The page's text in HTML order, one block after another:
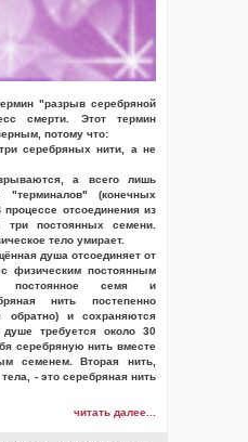
"разрыв серебряной
смерти. Этот термин
потому что:
серебряных нити, а не
а всего лишь
"терминалов" (конечных
отсоединения из
три постоянных семени.
тело умирает.
душа отсоединяет от
физическим постоянным
постоянное семя и
нить постепенно
обратно) и сохраняются
требуется около 30
серебряную нить вместе
семенем. Вторая нить,
- это серебряная нить
читать далее...